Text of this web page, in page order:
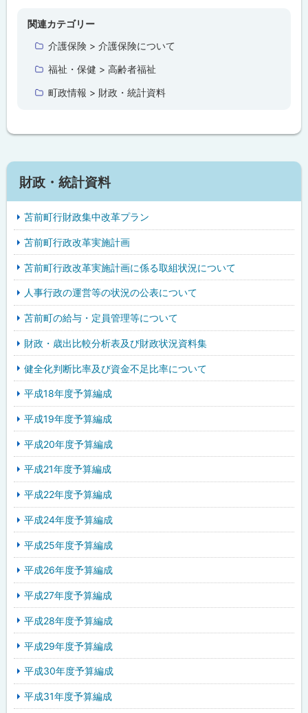
関連カテゴリー
介護保険 > 介護保険について
福祉・保健 > 高齢者福祉
町政情報 > 財政・統計資料
財政・統計資料
苫前町行財政集中改革プラン
苫前町行政改革実施計画
苫前町行政改革実施計画に係る取組状況について
人事行政の運営等の状況の公表について
苫前町の給与・定員管理等について
財政・歳出比較分析表及び財政状況資料集
健全化判断比率及び資金不足比率について
平成18年度予算編成
平成19年度予算編成
平成20年度予算編成
平成21年度予算編成
平成22年度予算編成
平成24年度予算編成
平成25年度予算編成
平成26年度予算編成
平成27年度予算編成
平成28年度予算編成
平成29年度予算編成
平成30年度予算編成
平成31年度予算編成